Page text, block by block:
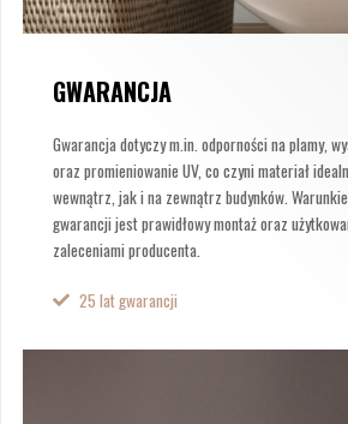
GWARANCJA
Gwarancja dotyczy m.in. odporności na plamy,
oraz promieniowanie UV, co czyni materiał
wewnątrz, jak i na zewnątrz budynków.
gwarancji jest prawidłowy montaż oraz
zaleceniami producenta.
25 lat gwarancji